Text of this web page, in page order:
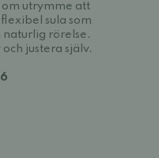
utrymme att
sula som
rörelse.
justera själv.